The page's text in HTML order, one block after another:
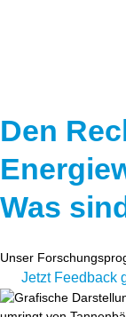
Wasserstoff
Infomaterial
Schriften zum
Den
Was
Unser
Jetzt Feedback